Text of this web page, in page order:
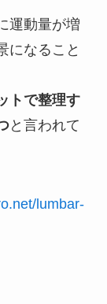
運動量が増
になること
トで整理す
と言われて
lumbar-